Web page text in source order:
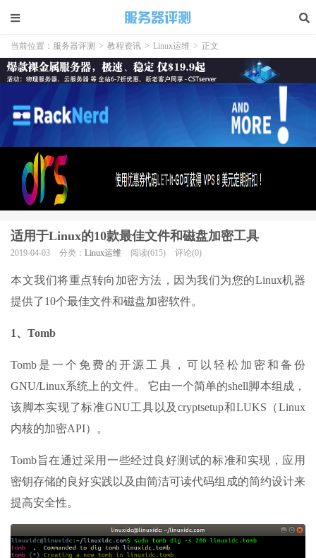
当前位置： 服务器评测 > 教程资讯 > Linux运维 > 正文
适用于Linux的10款最佳文件和磁盘加密工具
2019-04-03 分类： Linux运维 阅读(615) 评论(0)
本文我们将重点转向加密方法，因为我们为您的Linux机器
提供了10个最佳文件和磁盘加密软件。
1、Tomb
Tomb是一个免费的开源工具，可以轻松加密和备份
GNU/Linux系统上的文件。 它由一个简单的shell脚本组成，
该脚本实现了标准GNU工具以及cryptsetup和LUKS（Linux
内核的加密API）。
Tomb旨在通过采用一些经过良好测试的标准和实现，应用
密钥存储的良好实践以及由简洁可读代码组成的简约设计来
提高安全性。